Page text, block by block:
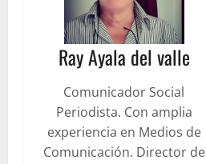
Ray Ayala del valle
Comunicador Social
Periodista. Con amplia
experiencia en Medios de
Comunicación. Director de